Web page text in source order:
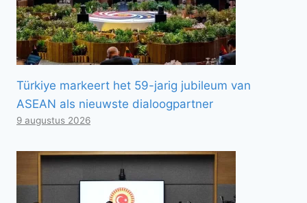
Türkiye markeert het 59-jarig jubileum van
ASEAN als nieuwste dialoogpartner
9 augustus 2026